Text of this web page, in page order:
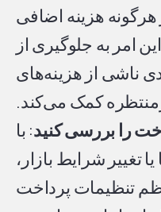
هرگونه هزینه اضافی
امر به جلوگیری از
ناشی از هزینه‌های
کمک می‌کند.
را بررسی کنید: با
شرایط بازار،
تنظیمات پرداخت